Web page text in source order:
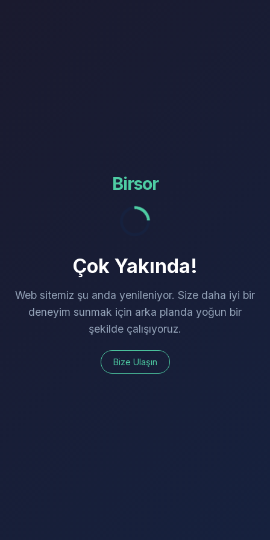
Birsor
Çok Yakında!
Web sitemiz şu anda yenileniyor. Size daha iyi bir
deneyim sunmak için arka planda yoğun bir
şekilde çalışıyoruz.
Bize Ulaşın